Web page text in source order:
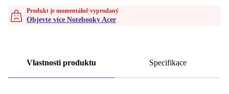
Produkt je momentálně vyprodaný
Objevte více Notebooky Acer
Vlastnosti produktu Specifikace